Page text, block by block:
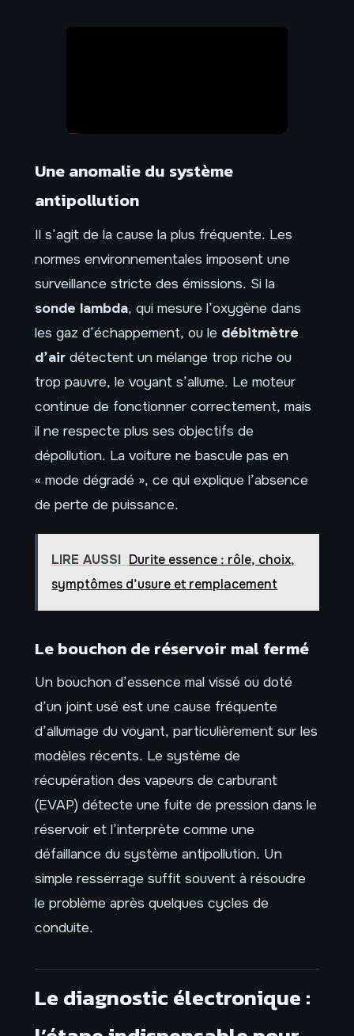
Une anomalie du système
antipollution
Il s’agit de la cause la plus fréquente. Les
normes environnementales imposent une
surveillance stricte des émissions. Si la
sonde lambda, qui mesure l’oxygène dans
les gaz d’échappement, ou le débitmètre
d’air détectent un mélange trop riche ou
trop pauvre, le voyant s’allume. Le moteur
continue de fonctionner correctement, mais
il ne respecte plus ses objectifs de
dépollution. La voiture ne bascule pas en
« mode dégradé », ce qui explique l’absence
de perte de puissance.
LIRE AUSSI Durite essence : rôle, choix,
symptômes d’usure et remplacement
Le bouchon de réservoir mal fermé
Un bouchon d’essence mal vissé ou doté
d’un joint usé est une cause fréquente
d’allumage du voyant, particulièrement sur les
modèles récents. Le système de
récupération des vapeurs de carburant
(EVAP) détecte une fuite de pression dans le
réservoir et l’interprète comme une
défaillance du système antipollution. Un
simple resserrage suffit souvent à résoudre
le problème après quelques cycles de
conduite.
Le diagnostic électronique :